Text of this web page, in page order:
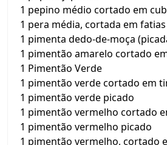
1 pepino médio cortado em
1 pera média, cortada em
1 pimenta dedo-de-moça
1 pimentão amarelo cortado
1 Pimentão Verde
1 pimentão verde cortado em
1 pimentão verde picado
1 pimentão vermelho cortado
1 pimentão vermelho picado
1 pimentão vermelho, cortado